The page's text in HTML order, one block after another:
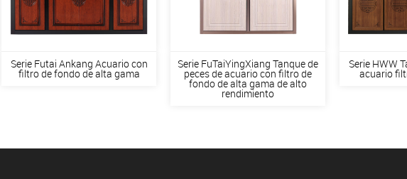
Serie Futai Ankang Acuario con
filtro de fondo de alta gama
Serie FuTaiYingXiang Tanque de
peces de acuario con filtro de
fondo de alta gama de alto
rendimiento
Serie HWW
acuario